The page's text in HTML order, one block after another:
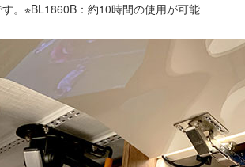
。※BL1860B：約10時間の使用が可能